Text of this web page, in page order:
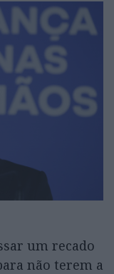
um recado
não terem a